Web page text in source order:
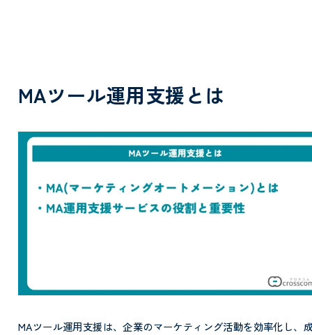
MAツール運用支援とは
MAツール運用支援は、企業のマーケティング活動を効率化し、